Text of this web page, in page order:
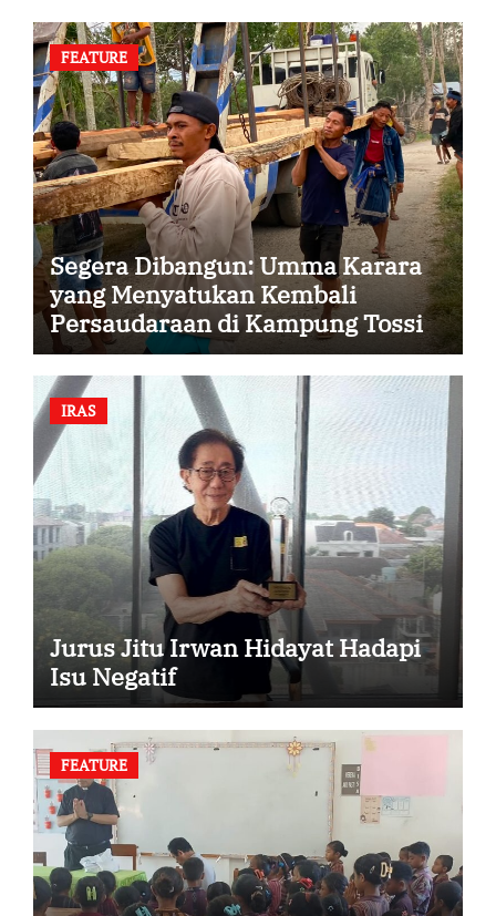
FEATURE
Segera Dibangun: Umma Karara
yang Menyatukan Kembali
Persaudaraan di Kampung Tossi
IRAS
Jurus Jitu Irwan Hidayat Hadapi
Isu Negatif
FEATURE